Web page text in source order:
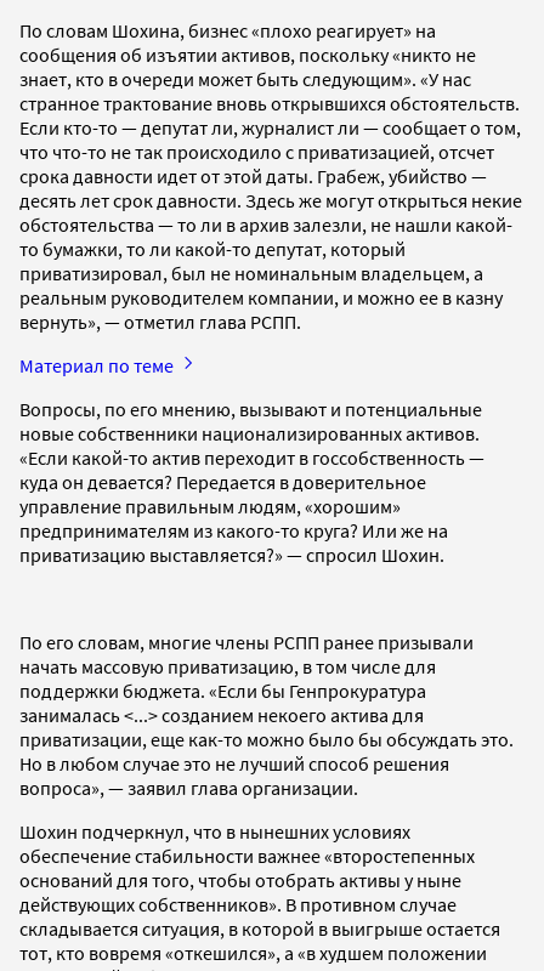
По словам Шохина, бизнес «плохо реагирует» на
сообщения об изъятии активов, поскольку «никто не
знает, кто в очереди может быть следующим». «У нас
странное трактование вновь открывшихся обстоятельств.
Если кто-то — депутат ли, журналист ли — сообщает о том,
что что-то не так происходило с приватизацией, отсчет
срока давности идет от этой даты. Грабеж, убийство —
десять лет срок давности. Здесь же могут открыться некие
обстоятельства — то ли в архив залезли, не нашли какой-
то бумажки, то ли какой-то депутат, который
приватизировал, был не номинальным владельцем, а
реальным руководителем компании, и можно ее в казну
вернуть», — отметил глава РСПП.
Материал по теме
Вопросы, по его мнению, вызывают и потенциальные
новые собственники национализированных активов.
«Если какой-то актив переходит в госсобственность —
куда он девается? Передается в доверительное
управление правильным людям, «хорошим»
предпринимателям из какого-то круга? Или же на
приватизацию выставляется?» — спросил Шохин.
По его словам, многие члены РСПП ранее призывали
начать массовую приватизацию, в том числе для
поддержки бюджета. «Если бы Генпрокуратура
занималась <...> созданием некоего актива для
приватизации, еще как-то можно было бы обсуждать это.
Но в любом случае это не лучший способ решения
вопроса», — заявил глава организации.
Шохин подчеркнул, что в нынешних условиях
обеспечение стабильности важнее «второстепенных
оснований для того, чтобы отобрать активы у ныне
действующих собственников». В противном случае
складывается ситуация, в которой в выигрыше остается
тот, кто вовремя «откешился», а «в худшем положении